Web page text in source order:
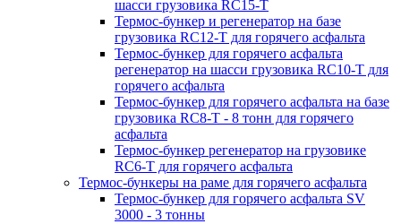
шасси грузовика RC15-T
Термос-бункер и регенератор на базе
грузовика RC12-T для горячего асфальта
Термос-бункер для горячего асфальта
регенератор на шасси грузовика RC10-T для
горячего асфальта
Термос-бункер для горячего асфальта на базе
грузовика RC8-T - 8 тонн для горячего
асфальта
Термос-бункер регенератор на грузовикe
RC6-T для горячего асфальта
Термос-бункеры на раме для горячего асфальта
Термос-бункер для горячего асфальта SV
3000 - 3 тонны